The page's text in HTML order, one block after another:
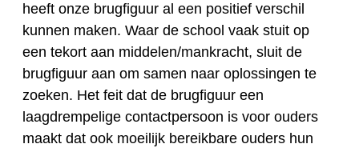
heeft onze brugfiguur al een positief verschil
kunnen maken. Waar de school vaak stuit op
een tekort aan middelen/mankracht, sluit de
brugfiguur aan om samen naar oplossingen te
zoeken. Het feit dat de brugfiguur een
laagdrempelige contactpersoon is voor ouders
maakt dat ook moeilijk bereikbare ouders hun